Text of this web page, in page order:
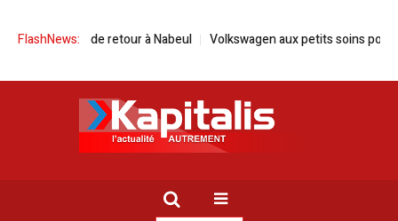
FlashNews:
zhar est de retour à Nabeul Volkswagen aux petits soins pour Israël